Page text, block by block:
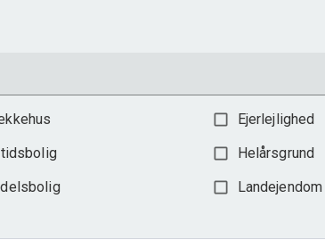
Ejerlejlighed
Helårsgrund
Landejendom